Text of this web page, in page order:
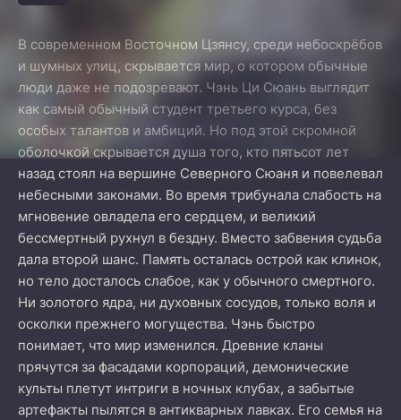
В современном Восточном Цзянсу, среди небоскрёбов
и шумных улиц, скрывается мир, о котором обычные
люди даже не подозревают. Чэнь Ци Сюань выглядит
как самый обычный студент третьего курса, без
особых талантов и амбиций. Но под этой скромной
оболочкой скрывается душа того, кто пятьсот лет
назад стоял на вершине Северного Сюаня и повелевал
небесными законами. Во время трибунала слабость на
мгновение овладела его сердцем, и великий
бессмертный рухнул в бездну. Вместо забвения судьба
дала второй шанс. Память осталась острой как клинок,
но тело досталось слабое, как у обычного смертного.
Ни золотого ядра, ни духовных сосудов, только воля и
осколки прежнего могущества. Чэнь быстро
понимает, что мир изменился. Древние кланы
прячутся за фасадами корпораций, демонические
культы плетут интриги в ночных клубах, а забытые
артефакты пылятся в антикварных лавках. Его семья на